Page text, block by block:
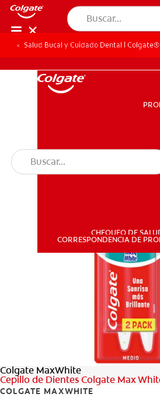
PARA
CHEQUEO DE
CORRESPONDENCIA DE
Salud Bucal y Cuidado Dental | Colgate®
Colgate MaxWhite
Cepillo de Dientes Colgate Max
COLGATE MAXWHITE